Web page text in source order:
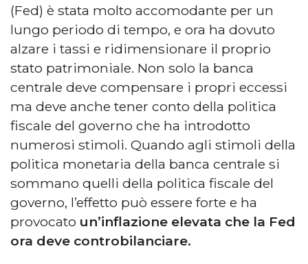
(Fed) è stata molto accomodante per un
lungo periodo di tempo, e ora ha dovuto
alzare i tassi e ridimensionare il proprio
stato patrimoniale. Non solo la banca
centrale deve compensare i propri eccessi
ma deve anche tener conto della politica
fiscale del governo che ha introdotto
numerosi stimoli. Quando agli stimoli della
politica monetaria della banca centrale si
sommano quelli della politica fiscale del
governo, l’effetto può essere forte e ha
provocato un’inflazione elevata che la Fed
ora deve controbilanciare.